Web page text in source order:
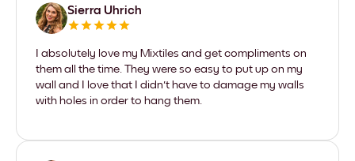
Sierra Uhrich
I absolutely love my Mixtiles and get compliments on
them all the time. They were so easy to put up on my
wall and I love that I didn't have to damage my walls
with holes in order to hang them.